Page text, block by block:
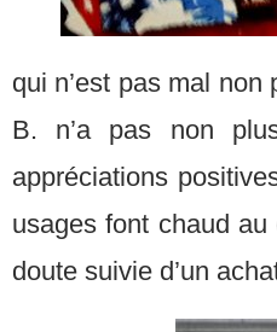
qui n’est pas mal
B. n’a pas non
appréciations
usages font chaud
doute suivie d’un